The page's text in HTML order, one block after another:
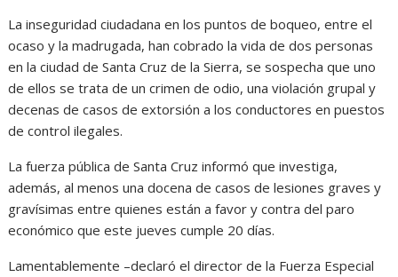
La inseguridad ciudadana en los puntos de boqueo, entre el
ocaso y la madrugada, han cobrado la vida de dos personas
en la ciudad de Santa Cruz de la Sierra, se sospecha que uno
de ellos se trata de un crimen de odio, una violación grupal y
decenas de casos de extorsión a los conductores en puestos
de control ilegales.
La fuerza pública de Santa Cruz informó que investiga,
además, al menos una docena de casos de lesiones graves y
gravísimas entre quienes están a favor y contra del paro
económico que este jueves cumple 20 días.
Lamentablemente –declaró el director de la Fuerza Especial